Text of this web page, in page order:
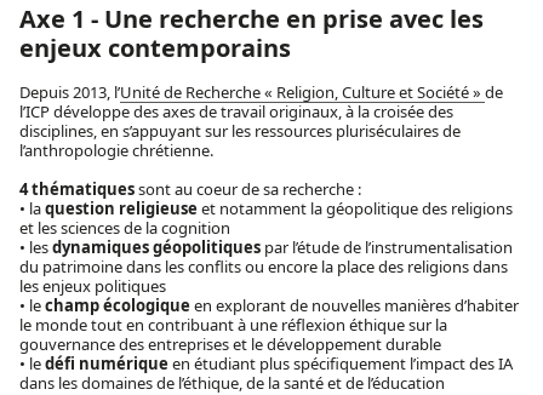
Axe 1 - Une recherche en prise avec les
enjeux contemporains
Depuis 2013, l’Unité de Recherche « Religion, Culture et Société » de
l’ICP développe des axes de travail originaux, à la croisée des
disciplines, en s’appuyant sur les ressources pluriséculaires de
l’anthropologie chrétienne.
4 thématiquessont au coeur de sa recherche :
• laquestion religieuse et notamment la géopolitique des religions
et les sciences de la cognition
• lesdynamiques géopolitiques par l’étude de l’instrumentalisation
du patrimoine dans les conflits ou encore la place des religions dans
les enjeux politiques
• lechamp écologique en explorant de nouvelles manières d’habiter
le monde tout en contribuant à une réflexion éthique sur la
gouvernance des entreprises et le développement durable
• ledéfi numérique en étudiant plus spécifiquement l’impact des IA
dans les domaines de l’éthique, de la santé et de l’éducation